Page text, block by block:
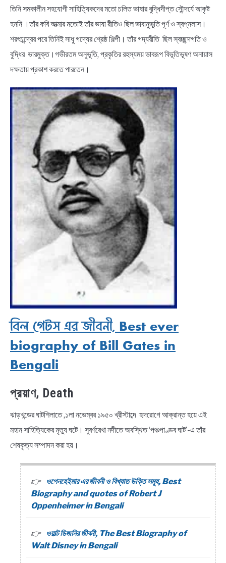
তিনি সমকালীন সহযোগী সাহিত্যিকদের মতো চলিত ভাষার বুদ্ধিদীপ্ত সৌন্দর্যে আকৃষ্ট
হননি ।তাঁর কবি আত্মার মতোই তাঁর ভাষা রীতিও ছিল ভাবানুভূতি পূর্ণ ও স্বপ্নলাস।
শরৎচন্দ্রের পরে তিনিই সাধু গদ্যের শ্রেষ্ঠ শিল্পী। তাঁর গদ্যরীতি ছিল স্বচ্ছন্দগতি ও
বুদ্ধির ভারমুক্ত।গভীরতম অনুভূতি, প্রকৃতির রহস্যময় ভাবরূপ বিভূতিভূষণ অনায়াস
দক্ষতায় প্রকাশ করতে পারতেন।
বিল গেটস এর জীবনী, Best ever
biography of Bill Gates in
Bengali
প্রয়াণ, Death
ঝাড়খন্ডের ঘাটশিলাতে ,১লা নভেম্বর ১৯৫০ খ্রীস্টাব্দে হৃদরোগে আক্রান্ত হয়ে এই
মহান সাহিত্যিকের মৃত্যু ঘটে। সুবর্ণরেখা নদীতে অবস্থিত ‘পঞ্চপাণ্ডব ঘাট’-এ তাঁর
শেষকৃত্য সম্পাদন করা হয়।
ওপেনহেইমার এর জীবনী ও বিখ্যাত উক্তি সমূহ, Best
Biography and quotes of Robert J
Oppenheimer in Bengali
ওয়াল্ট ডিজনির জীবনী, The Best Biography of
Walt Disney in Bengali